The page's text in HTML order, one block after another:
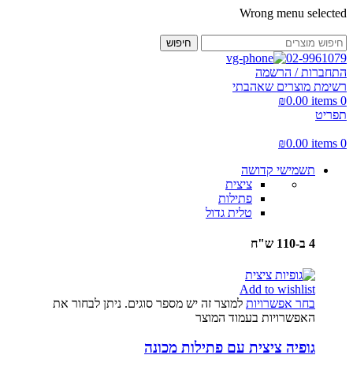
Wrong menu selected
חיפוש
02-9961079
התחברות / הרשמה
רשימת מוצרים שאהבתי
0
items
₪0.00
תפריט
0
items
₪0.00
תשמישי קדושה
ציצית
פתילות
טלית גדול
4 ב-110 ש"ח
Add to wishlist
בחר אפשרויות למוצר זה יש מספר סוגים. ניתן לבחור את
האפשרויות בעמוד המוצר
גופיה ציצית עם פתילות מכונה